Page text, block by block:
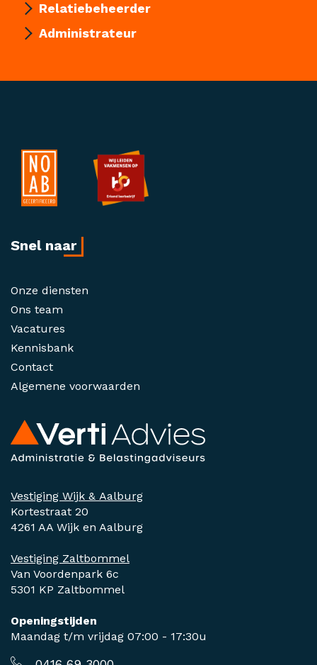
Relatiebeheerder
Administrateur
Vestiging Wijk & Aalburg
Kortestraat 20
4261 AA Wijk en Aalburg
Vestiging Zaltbommel
Van Voordenpark 6c
5301 KP Zaltbommel
Openingstijden
Maandag t/m vrijdag 07:00 - 17:30u
Snel naar
Onze diensten
Ons team
Vacatures
Kennisbank
Contact
Algemene voorwaarden